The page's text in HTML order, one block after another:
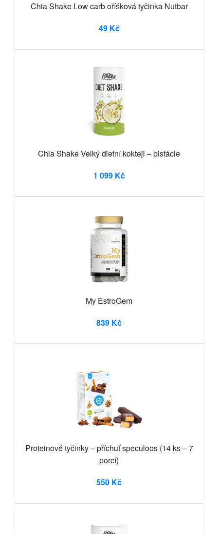
Chia Shake Low carb oříšková tyčinka Nutbar
49 Kč
Chia Shake Velký dietní koktejl – pistácie
1 099 Kč
My EstroGem
839 Kč
Proteinové tyčinky – příchuť speculoos (14 ks – 7
porcí)
550 Kč